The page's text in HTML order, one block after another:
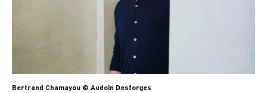
Bertrand Chamayou © Audoin Desforges